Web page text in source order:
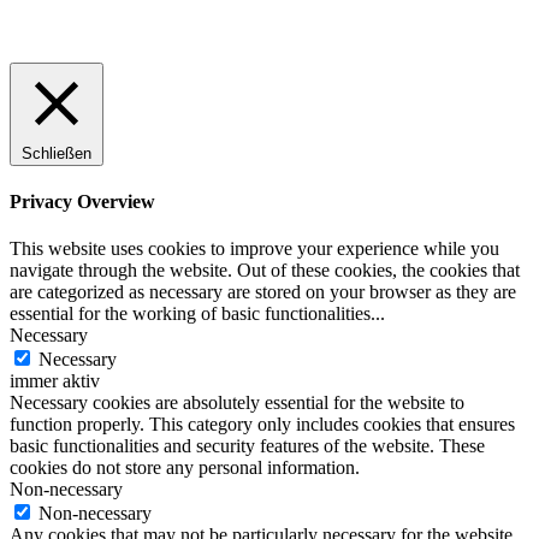
Schließen
Privacy Overview
This website uses cookies to improve your experience while you
navigate through the website. Out of these cookies, the cookies that
are categorized as necessary are stored on your browser as they are
essential for the working of basic functionalities...
Necessary
Necessary
immer aktiv
Necessary cookies are absolutely essential for the website to
function properly. This category only includes cookies that ensures
basic functionalities and security features of the website. These
cookies do not store any personal information.
Non-necessary
Non-necessary